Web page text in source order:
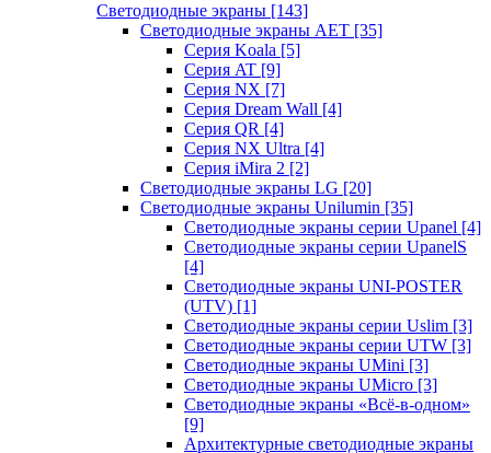
Светодиодные экраны [143]
Светодиодные экраны AET [35]
Cерия Koala [5]
Серия AT [9]
Серия NX [7]
Серия Dream Wall [4]
Серия QR [4]
Серия NX Ultra [4]
Серия iMira 2 [2]
Светодиодные экраны LG [20]
Светодиодные экраны Unilumin [35]
Светодиодные экраны серии Upanel [4]
Светодиодные экраны серии UpanelS
[4]
Светодиодные экраны UNI-POSTER
(UTV) [1]
Светодиодные экраны серии Uslim [3]
Светодиодные экраны серии UTW [3]
Светодиодные экраны UMini [3]
Светодиодные экраны UMicro [3]
Светодиодные экраны «Всё-в-одном»
[9]
Архитектурные светодиодные экраны